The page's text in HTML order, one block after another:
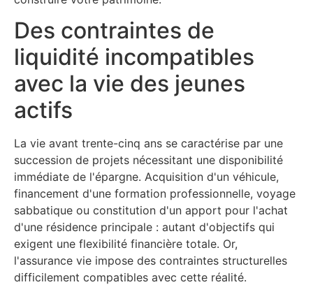
Des contraintes de
liquidité incompatibles
avec la vie des jeunes
actifs
La vie avant trente-cinq ans se caractérise par une
succession de projets nécessitant une disponibilité
immédiate de l'épargne. Acquisition d'un véhicule,
financement d'une formation professionnelle, voyage
sabbatique ou constitution d'un apport pour l'achat
d'une résidence principale : autant d'objectifs qui
exigent une flexibilité financière totale. Or,
l'assurance vie impose des contraintes structurelles
difficilement compatibles avec cette réalité.